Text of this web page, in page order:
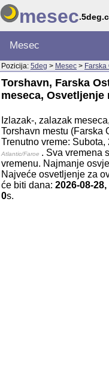
mesec
Mesec
Pozicija: 5deg > Mesec > Farska
Torshavn, Farska
meseca, Osvetljenje
Izlazak-, zalazak
Torshavn mestu (Farska
Trenutno vreme:
Atlantic/Faroe . Sva vremena
vremenu. Najmanje
Najveće osvetljenje za
će biti dana: 2026-08-28,
0s.